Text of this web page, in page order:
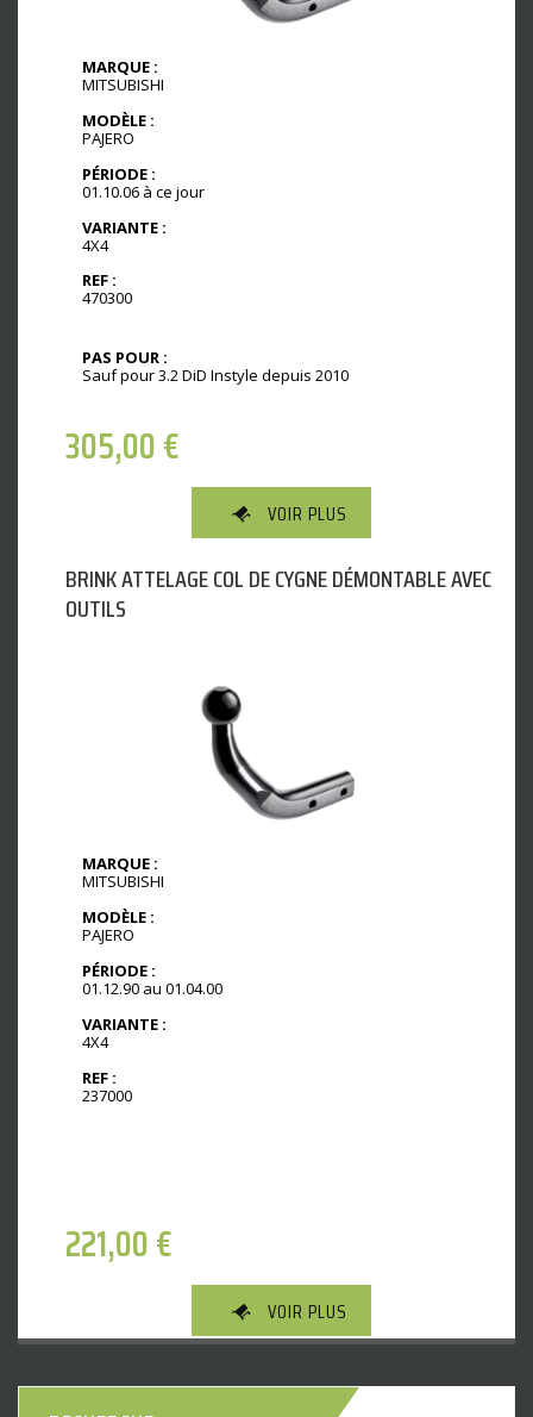
MARQUE :
MITSUBISHI
MODÈLE :
PAJERO
PÉRIODE :
01.10.06 à ce jour
VARIANTE :
4X4
REF :
470300
PAS POUR :
Sauf pour 3.2 DiD Instyle depuis 2010
305,00€
VOIR PLUS
BRINK ATTELAGE COL DE CYGNE DÉMONTABLE AVEC
OUTILS
MARQUE :
MITSUBISHI
MODÈLE :
PAJERO
PÉRIODE :
01.12.90 au 01.04.00
VARIANTE :
4X4
REF :
237000
221,00€
VOIR PLUS